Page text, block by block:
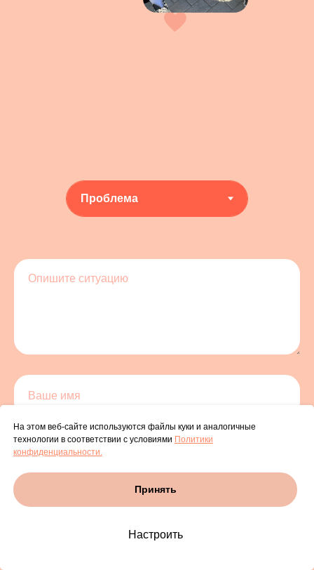
На этом веб-сайте используются файлы куки и аналогичные
технологии в соответствии с условиями Политики
конфиденциальности.
Принять
Настроить